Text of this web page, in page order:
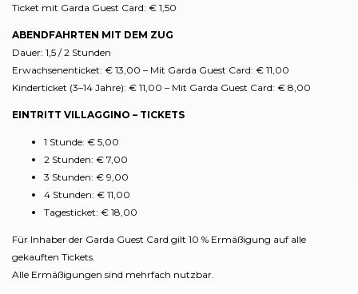
Ticket mit Garda Guest Card: € 1,50
ABENDFAHRTEN MIT DEM ZUG
Dauer: 1,5 / 2 Stunden
Erwachsenenticket: € 13,00 – Mit Garda Guest Card: € 11,00
Kinderticket (3–14 Jahre): € 11,00 – Mit Garda Guest Card: € 8,00
EINTRITT VILLAGGINO – TICKETS
1 Stunde: € 5,00
2 Stunden: € 7,00
3 Stunden: € 9,00
4 Stunden: € 11,00
Tagesticket: € 18,00
Für Inhaber der Garda Guest Card gilt 10 % Ermäßigung auf alle
gekauften Tickets.
Alle Ermäßigungen sind mehrfach nutzbar.